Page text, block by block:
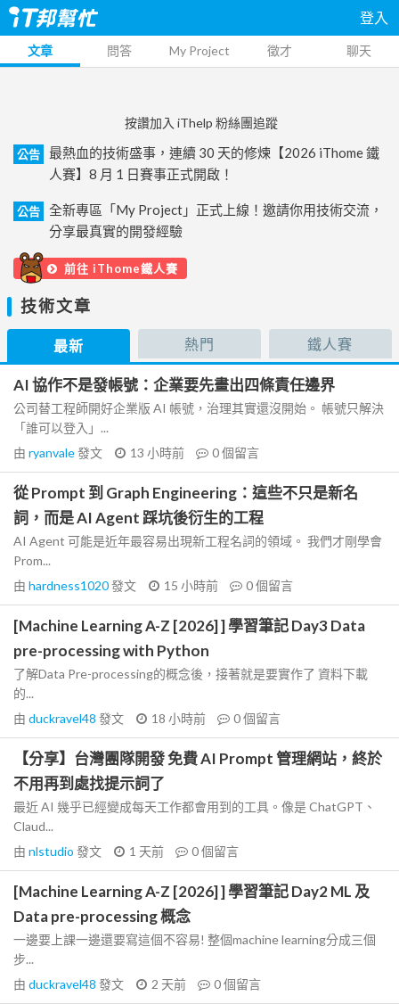
登入
文章 問答 My Project 徵才 聊天
按讚加入 iThelp 粉絲團追蹤
公告
最熱血的技術盛事，連續 30 天的修煉【2026 iThome 鐵
人賽】8 月 1 日賽事正式開啟！
公告
全新專區「My Project」正式上線！邀請你用技術交流，
分享最真實的開發經驗
前往 iThome鐵人賽
技術文章
最新 熱門 鐵人賽
AI 協作不是發帳號：企業要先畫出四條責任邊界
公司替工程師開好企業版 AI 帳號，治理其實還沒開始。 帳號只解決
「誰可以登入」...
由 ryanvale發文 13 小時前 0個留言
從 Prompt 到 Graph Engineering：這些不只是新名
詞，而是 AI Agent 踩坑後衍生的工程
AI Agent 可能是近年最容易出現新工程名詞的領域。 我們才剛學會
Prom...
由 hardness1020發文 15 小時前 0個留言
[Machine Learning A-Z [2026] ] 學習筆記 Day3 Data
pre-processing with Python
了解Data Pre-processing的概念後，接著就是要實作了 資料下載
的...
由 duckravel48 發文 18 小時前 0個留言
【分享】台灣團隊開發 免費 AI Prompt 管理網站，終於
不用再到處找提示詞了
最近 AI 幾乎已經變成每天工作都會用到的工具。像是 ChatGPT、
Claud...
由 nlstudio 發文 1 天前 0個留言
[Machine Learning A-Z [2026] ] 學習筆記 Day2 ML 及
Data pre-processing 概念
一邊要上課一邊還要寫這個不容易! 整個machine learning分成三個
步...
由 duckravel48 發文 2 天前 0個留言